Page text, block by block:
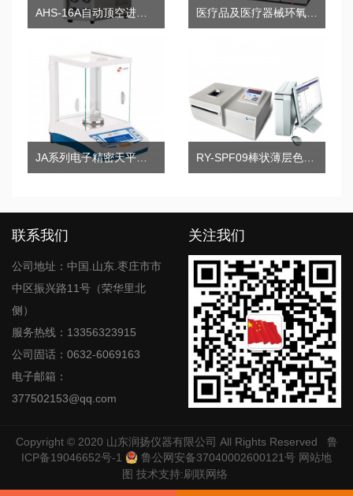
JA系列电子精密天平（千分之一）
联系我们
公司地址：中国.山东.枣庄市市
中区振兴路11号（荣华里北
侧）
服务热线：13356323915
公司固话：0632-6069163
电子邮箱：
377502153@qq.com
关注我们
Copyright © 2020 山东润扬仪器有限公司 All Rights Reserved 鲁
ICP备19046652号-1
鲁公网安备37040002600121号 网站地
图 技术支持:刷联网络